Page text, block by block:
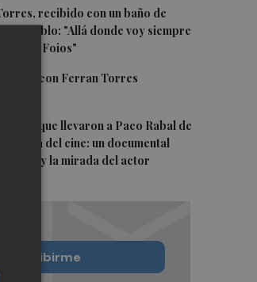
recibido con un baño de
su pueblo: "Allá donde voy siempre
soy de Foios"
vuelca con Ferran Torres
que llevaron a Paco Rabal de
la cima del cine: un documental
la voz y la mirada del actor
suscribirme